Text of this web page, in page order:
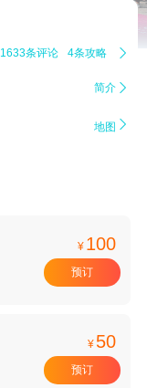
1633条评论 4条攻略 
简介 
地图 
¥ 100
预订
¥ 50
预订